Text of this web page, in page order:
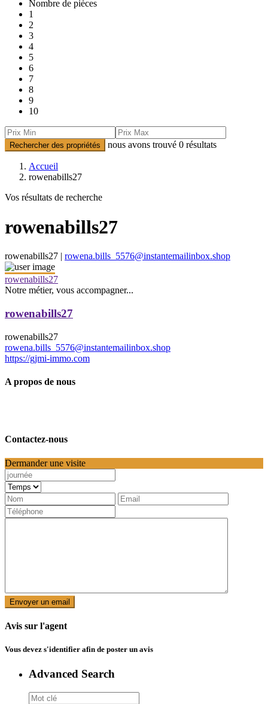
Nombre de pièces
1
2
3
4
5
6
7
8
9
10
Rechercher des propriétés nous avons trouvé 0 résultats
Accueil
rowenabills27
Vos résultats de recherche
rowenabills27
rowenabills27 | rowena.bills_5576@instantemailinbox.shop
rowenabills27
Notre métier, vous accompagner...
rowenabills27
rowenabills27
rowena.bills_5576@instantemailinbox.shop
https://gjmi-immo.com
A propos de nous
Contactez-nous
Dermander une visite
Avis sur l'agent
Vous devez s'identifier afin de poster un avis
Advanced Search